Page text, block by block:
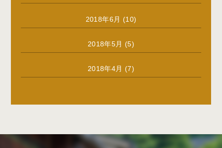
2018年6月 (10)
2018年5月 (5)
2018年4月 (7)